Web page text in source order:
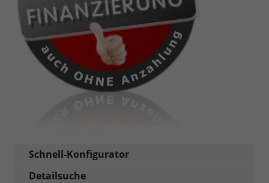
Schnell-Konfigurator
Detailsuche